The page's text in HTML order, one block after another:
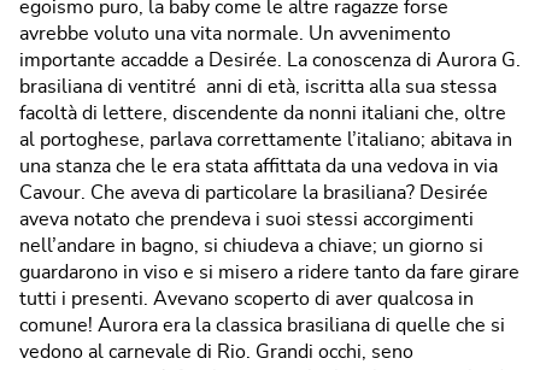
egoismo puro, la baby come le altre ragazze forse
avrebbe voluto una vita normale. Un avvenimento
importante accadde a Desirée. La conoscenza di Aurora G.
brasiliana di ventitré anni di età, iscritta alla sua stessa
facoltà di lettere, discendente da nonni italiani che, oltre
al portoghese, parlava correttamente l’italiano; abitava in
una stanza che le era stata affittata da una vedova in via
Cavour. Che aveva di particolare la brasiliana? Desirée
aveva notato che prendeva i suoi stessi accorgimenti
nell’andare in bagno, si chiudeva a chiave; un giorno si
guardarono in viso e si misero a ridere tanto da fare girare
tutti i presenti. Avevano scoperto di aver qualcosa in
comune! Aurora era la classica brasiliana di quelle che si
vedono al carnevale di Rio. Grandi occhi, seno